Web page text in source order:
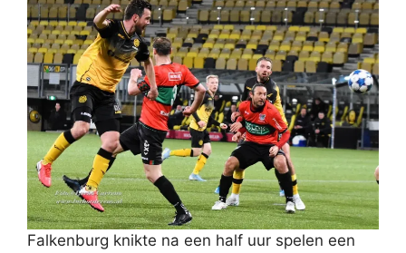
Falkenburg knikte na een half uur spelen een